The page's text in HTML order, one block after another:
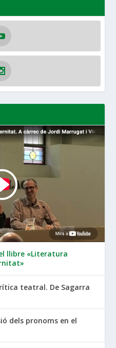
llibre «Literatura
teatral. De Sagarra
dels pronoms en el